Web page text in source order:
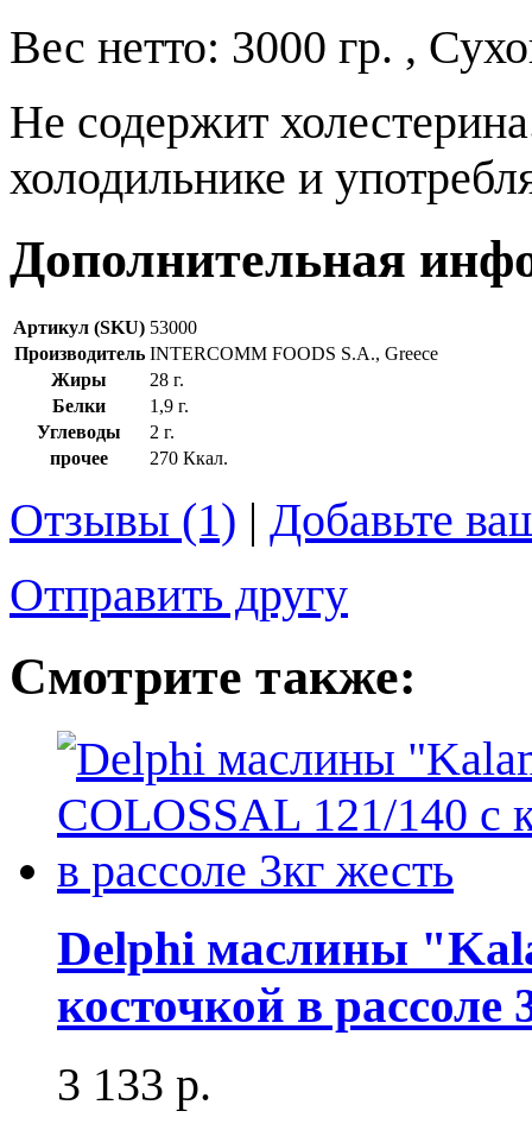
Вес нетто: 3000 гр. ,
Не содержит
холодильнике и
Дополнительная
Артикул (SKU) 53000
Производитель INTERCOMM FOODS S.A., Greece
Жиры
28 г.
Белки
1,9 г.
Углеводы
2 г.
прочее
270 Ккал.
Отзывы (1) | Добавьте
Отправить другу
Смотрите также:
Delphi маслины
косточкой в рассоле
3 133 р.